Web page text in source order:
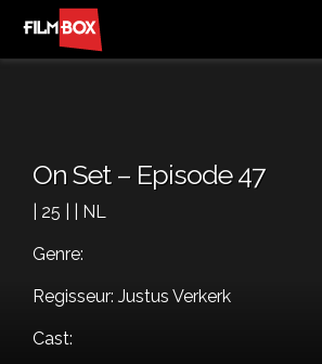
On Set – Episode 47
| 25 | | NL
Genre:
Regisseur: Justus Verkerk
Cast: